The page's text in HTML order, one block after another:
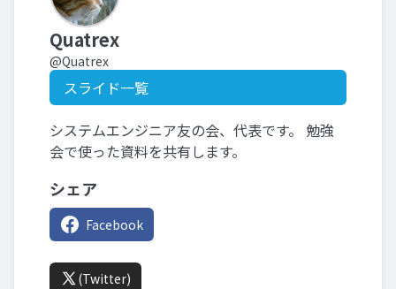
Quatrex
@Quatrex
スライド一覧
システムエンジニア友の会、代表です。 勉強
会で使った資料を共有します。
シェア
Facebook
(Twitter)